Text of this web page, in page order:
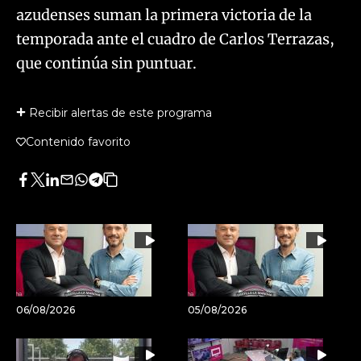
azudenses suman la primera victoria de la
temporada ante el cuadro de Carlos Terrazas,
que continúa sin puntuar.
Recibir alertas de este programa
Contenido favorito
Facebook
Twitter
LinkedIn
Enviar
Whatsapp
Telegram
Copiar
artículo
06/08/2026 05/08/2026